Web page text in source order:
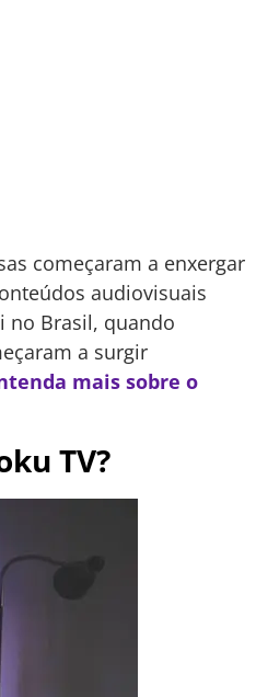
começaram a enxergar
audiovisuais
no Brasil, quando
a surgir
mais sobre o
TV?